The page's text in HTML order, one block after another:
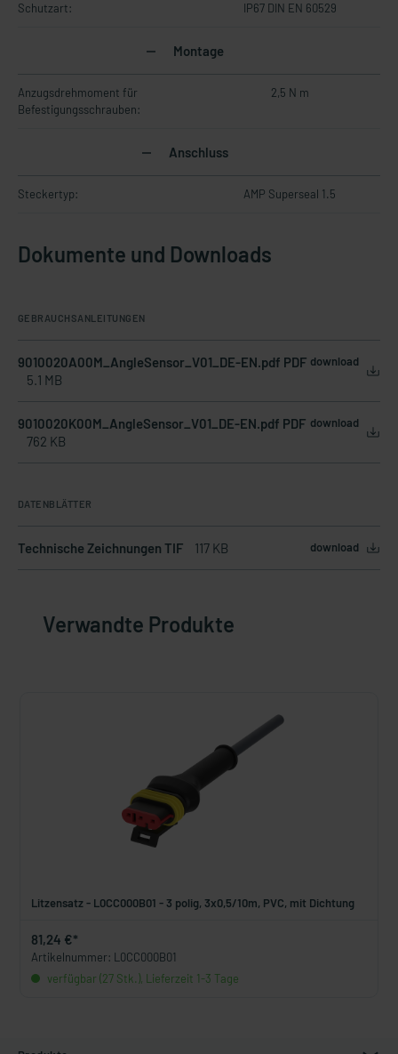
Schutzart: IP67 DIN EN 60529
Montage
Anzugsdrehmoment für
Befestigungsschrauben:
2,5 N m
Anschluss
Steckertyp: AMP Superseal 1.5
Dokumente und Downloads
GEBRAUCHSANLEITUNGEN
9010020A00M_AngleSensor_V01_DE-EN.pdf PDF
5.1 MB
download
9010020K00M_AngleSensor_V01_DE-EN.pdf PDF
762 KB
download
DATENBLÄTTER
Technische Zeichnungen TIF 117 KB download
Verwandte Produkte
Litzensatz - L0CC000B01 - 3 polig, 3x0,5/10m, PVC, mit Dichtung
81,24 €*
Artikelnummer: L0CC000B01
verfügbar (27 Stk.), Lieferzeit 1-3 Tage